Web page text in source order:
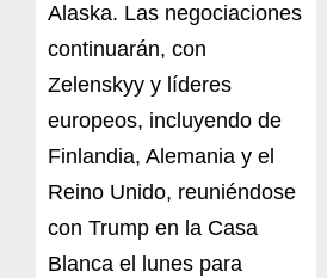
Alaska. Las negociaciones
continuarán, con
Zelenskyy y líderes
europeos, incluyendo de
Finlandia, Alemania y el
Reino Unido, reuniéndose
con Trump en la Casa
Blanca el lunes para